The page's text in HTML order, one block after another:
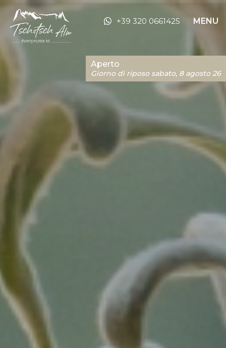
+39 320 0661425 MENU
Aperto
Giorno di riposo sabato, 8 agosto 26